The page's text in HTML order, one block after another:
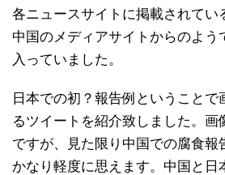
各ニュースサイトに掲載されてい
中国のメディアサイトからのよう
入っていました。
日本での初？報告例ということで
るツイートを紹介致しました。画
ですが、見た限り中国での腐食報
かなり軽度に思えます。中国と日